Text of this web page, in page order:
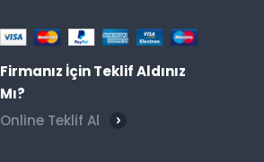
Firmanız İçin Teklif Aldınız
Mı?
Online Teklif Al